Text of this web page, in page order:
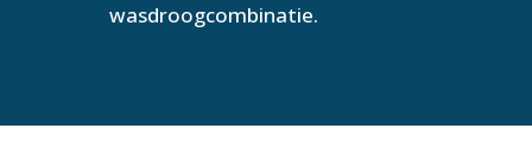
wasdroogcombinatie.